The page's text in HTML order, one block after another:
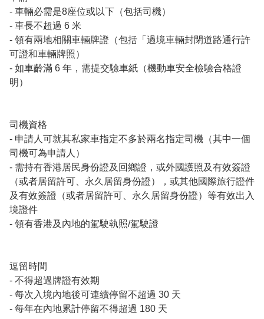
- 車輛必需是8座位或以下（包括司機）
- 車長不超過 6 米
- 領有兩地相關車輛牌證（包括「過境車輛封閉道路通行許
可證和車輛牌照）
- 如車齡滿 6 年，需提交驗車紙（機動車安全檢驗合格證
明）
司機資格
- 申請人可就其私家車指定不多於兩名指定司機（其中一個
司機可為申請人）
- 需持有香港居民身份證及回鄉證，或外國護照及有效簽證
（或者居留許可、永久居留身份證），或其他國際旅行證件
及有效簽證（或者居留許可、永久居留身份證）等有效出入
境證件
- 領有香港及內地的駕駛執照/駕駛證
逗留時間
- 不得超過牌證有效期
- 每次入境內地後可連續停留不超過 30 天
- 每年在內地累計停留不得超過 180 天